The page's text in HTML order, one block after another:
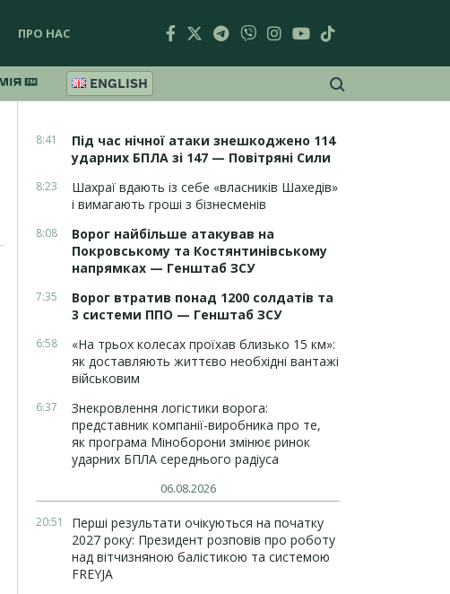
ПРО НАС
ENGLISH
8:41
Під час нічної атаки знешкоджено 114
ударних БПЛА зі 147 — Повітряні Сили
8:23
Шахраї вдають із себе «власників Шахедів»
і вимагають гроші з бізнесменів
8:08
Ворог найбільше атакував на
Покровському та Костянтинівському
напрямках — Генштаб ЗСУ
7:35
Ворог втратив понад 1200 солдатів та
3 системи ППО — Генштаб ЗСУ
6:58
«На трьох колесах проїхав близько 15 км»:
як доставляють життєво необхідні вантажі
військовим
6:37
Знекровлення логістики ворога:
представник компанії-виробника про те,
як програма Міноборони змінює ринок
ударних БПЛА середнього радіуса
06.08.2026
20:51
Перші результати очікуються на початку
2027 року: Президент розповів про роботу
над вітчизняною балістикою та системою
FREYJA